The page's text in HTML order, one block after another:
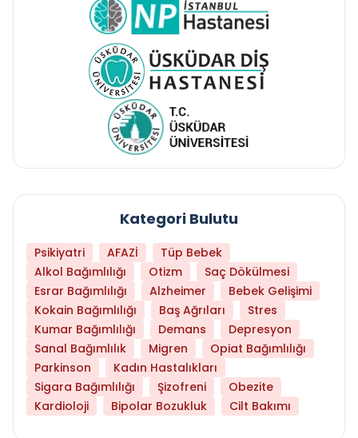
Kategori Bulutu
Psikiyatri AFAZİ
Tüp Bebek
Alkol Bağımlılığı
Otizm
Saç Dökülmesi
Esrar Bağımlılığı
Alzheimer
Bebek Gelişimi
Kokain Bağımlılığı
Baş Ağrıları
Stres
Kumar Bağımlılığı
Demans
Depresyon
Sanal Bağımlılık
Migren
Opiat Bağımlılığı
Parkinson
Kadın Hastalıkları
Sigara Bağımlılığı
Şizofreni
Obezite
Kardioloji
Bipolar Bozukluk Cilt Bakımı